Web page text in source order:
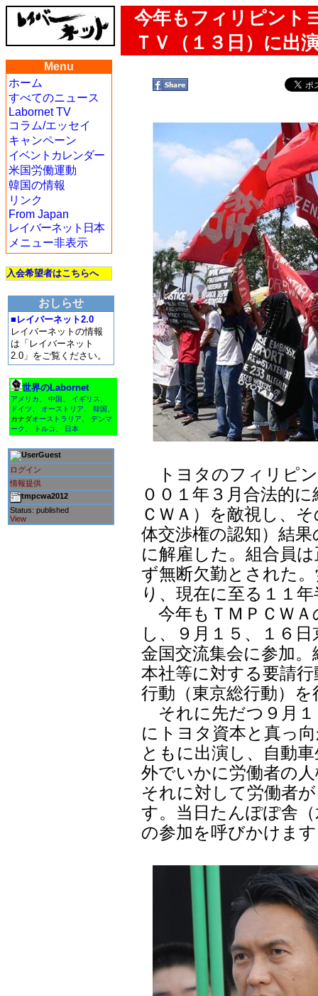
今年もフィリピント
ＴＶ（１３日）に出
Menu
ホーム
すべてのニュース
Labornet TV
コラム/エッセイ
キャンペーン
イベントカレンダー
米国労働運動
韓国の情報
リンク
From Japan
レイバーネット日本
メニュー非表示
入会希望者はこちらへ
おしらせ
■レイバーネット2.0
レイバーネットの情報
は「レイバーネット
2.0」をご覧ください。
世界のLabornet
アメリカ 中国 イギリス
ドイツ
オーストリア 韓国
カナダオーストラリア
デンマ
ーク
トルコ 日本
Guest
ログイン
情報提供
tmpcwa2012
Status: published
View
トヨタのフィリピ
００１年３月合法的
ＣＷＡ）を敵視し、
体交渉権の認知）結
に解雇した。組合員
ず無断欠勤とされた
り、現在に至る１１
今年もＴＭＰＣＷＡ
し、９月１５、１６
金国交流集会に参加
本社等に対する要請
行動（東京総行動）を
それに先だつ９月１
にトヨタ資本と真っ
ともに出演し、自動
外でいかに労働者の
それに対して労働者
す。当日たんぽぽ舎
の参加を呼びかけま